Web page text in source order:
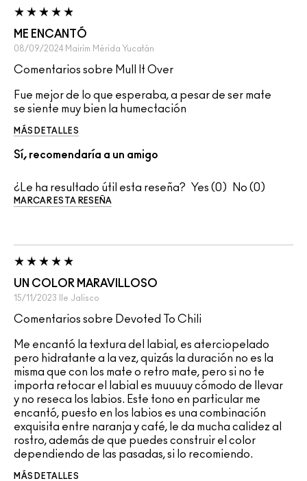
ME ENCANTÓ
08/09/2024 Mairim Mérida Yucatán
Comentarios sobre Mull It Over
Fue mejor de lo que esperaba, a pesar de ser mate
se siente muy bien la humectación
MÁS DETALLES
Sí, recomendaría a un amigo
¿Le ha resultado útil esta reseña? 0 0
MARCAR ESTA RESEÑA
UN COLOR MARAVILLOSO
15/11/2023 Ile Jalisco
Comentarios sobre Devoted To Chili
Me encantó la textura del labial, es aterciopelado
pero hidratante a la vez, quizás la duración no es la
misma que con los mate o retro mate, pero si no te
importa retocar el labial es muuuuy cómodo de llevar
y no reseca los labios. Este tono en particular me
encantó, puesto en los labios es una combinación
exquisita entre naranja y café, le da mucha calidez al
rostro, además de que puedes construir el color
dependiendo de las pasadas, si lo recomiendo.
MÁS DETALLES